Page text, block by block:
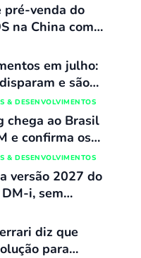
pré-venda do
na China com
carregamento
em julho:
e são
dos carros
Mini não é
1 no varejo
& DESENVOLVIMENTOS
chega ao Brasil
e confirma os
modelos
nacional
& DESENVOLVIMENTOS
versão 2027 do
i, sem
preços, com
e agora
diz que
para